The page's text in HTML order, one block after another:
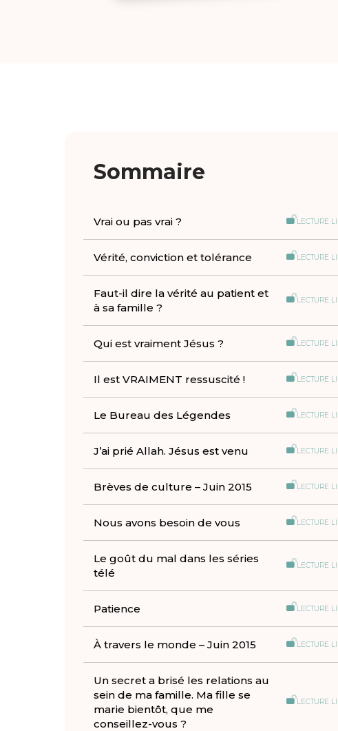
Sommaire
Vrai ou pas vrai ? LECTURE
Vérité, conviction et tolérance LECTURE
Faut-il dire la vérité au patient et
à sa famille ?
LECTURE
Qui est vraiment Jésus ? LECTURE
Il est VRAIMENT ressuscité ! LECTURE
Le Bureau des Légendes LECTURE
J’ai prié Allah. Jésus est venu LECTURE
Brèves de culture – Juin 2015 LECTURE
Nous avons besoin de vous LECTURE
Le goût du mal dans les séries
télé
LECTURE
Patience LECTURE
À travers le monde – Juin 2015 LECTURE
Un secret a brisé les relations au
sein de ma famille. Ma fille se
marie bientôt, que me
conseillez-vous ?
LECTURE